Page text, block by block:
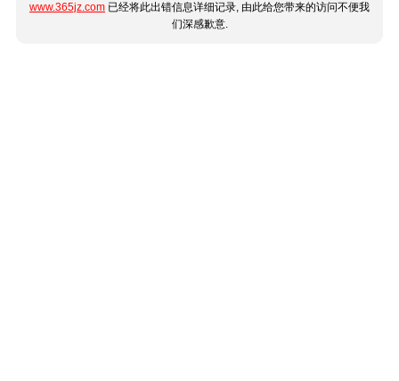
www.365jz.com 已经将此出错信息详细记录, 由此给您带来的访问不便我
们深感歉意.